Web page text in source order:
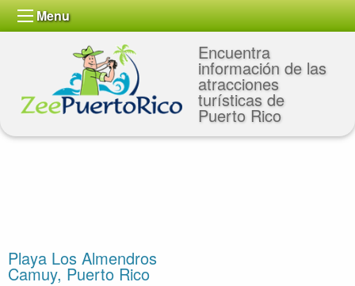
Menu
Encuentra
información de las
atracciones
turísticas de
Puerto Rico
Playa Los Almendros
Camuy, Puerto Rico